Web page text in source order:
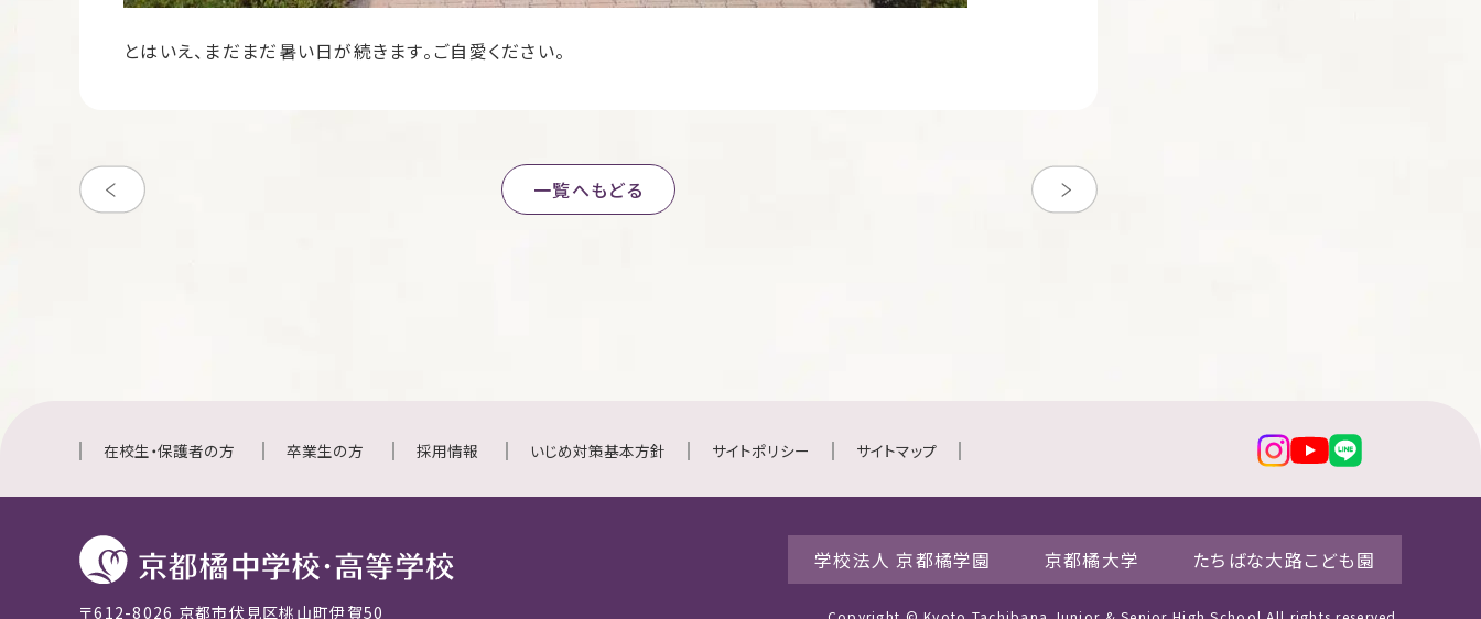
とはいえ、まだまだ暑い日が続きます。ご自愛ください。
一覧へもどる
在校生・保護者の方 卒業生の方 採用情報 いじめ対策基本方針 サイトポリシー サイトマップ
〒612-8026 京都市伏見区桃山町伊賀50
学校法人 京都橘学園 京都橘大学 たちばな大路こども園